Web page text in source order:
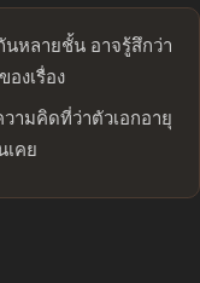
หลายชั้น อาจรู้สึกว่า
งเรื่อง
ามคิดที่ว่าตัวเอกอายุ
เคย